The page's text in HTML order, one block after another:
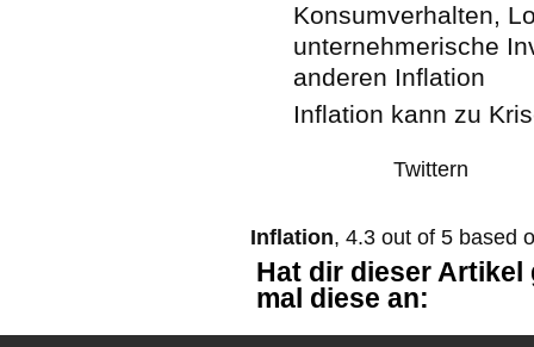
Konsumverhalten,
unternehmerische
anderen Inflation
Inflation kann zu
Twittern
Inflation, 4.3 out of 5 based
Hat dir dieser
mal diese an: